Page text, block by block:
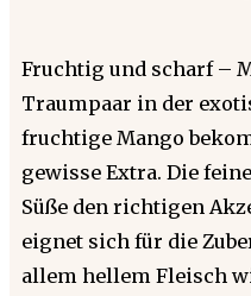
Fruchtig und scharf –
Traumpaar in der
fruchtige Mango
gewisse Extra. Die
Süße den richtigen
eignet sich für die
allem hellem Fleisch